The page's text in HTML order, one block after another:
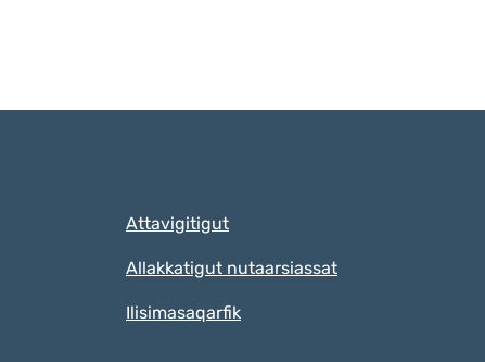
Attavigitigut
Allakkatigut nutaarsiassat
Ilisimasaqarfik